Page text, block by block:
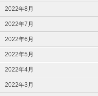
2022年8月
2022年7月
2022年6月
2022年5月
2022年4月
2022年3月